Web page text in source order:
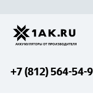
+7 (812) 564-54-
Гатчина